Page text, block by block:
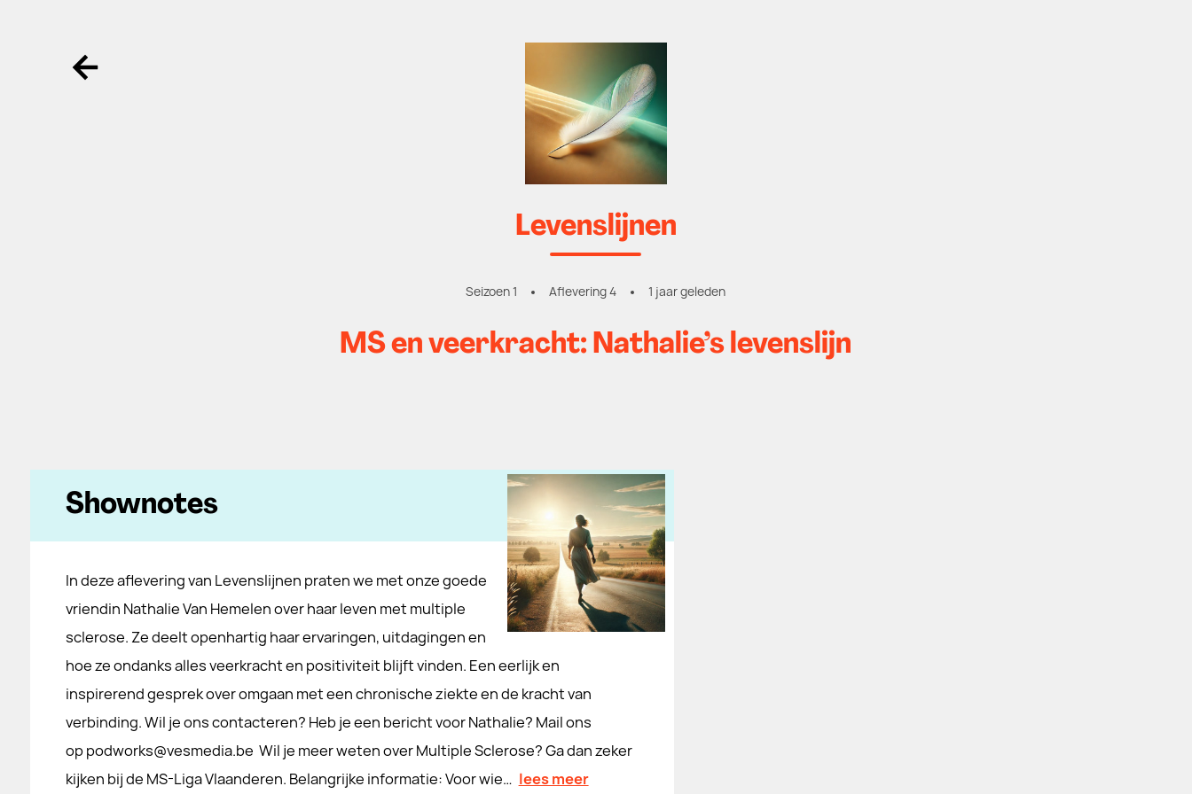
Ga terug
Levenslijnen
Seizoen 1 Aflevering 4 1 jaar geleden
MS en veerkracht: Nathalie’s levenslijn
Shownotes
In deze aflevering van Levenslijnen praten we met onze goede
vriendin Nathalie Van Hemelen over haar leven met multiple
sclerose. Ze deelt openhartig haar ervaringen, uitdagingen en
hoe ze ondanks alles veerkracht en positiviteit blijft vinden. Een eerlijk en
inspirerend gesprek over omgaan met een chronische ziekte en de kracht van
verbinding. Wil je ons contacteren? Heb je een bericht voor Nathalie? Mail ons
op podworks@vesmedia.be Wil je meer weten over Multiple Sclerose? Ga dan zeker
kijken bij de MS-Liga Vlaanderen. Belangrijke informatie: Voor wie… lees meer